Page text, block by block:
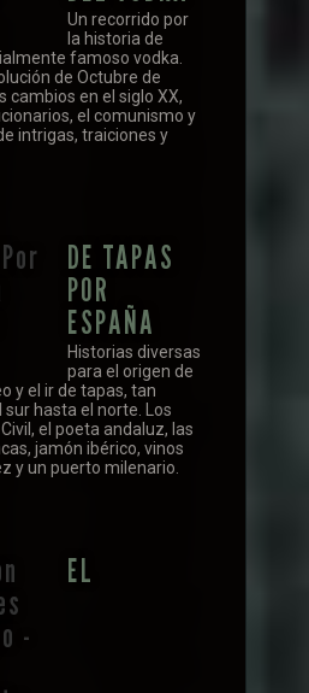
Un recorrido por
la historia de
famoso vodka.
de Octubre de
cambios en el siglo XX,
el comunismo y
intrigas, traiciones y
DE TAPAS
POR
ESPAÑA
Historias diversas
para el origen de
y el ir de tapas, tan
hasta el norte. Los
el poeta andaluz, las
jamón ibérico, vinos
y un puerto milenario.
EL